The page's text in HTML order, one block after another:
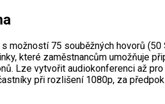
možností 75 souběžných hovorů (50
které zaměstnancům umožňuje
Lze vytvořit audiokonferenci až pro
při rozlišení 1080p, za